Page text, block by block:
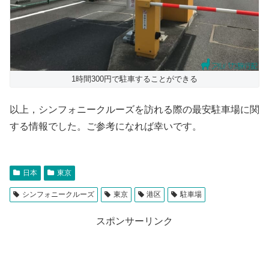
1時間300円で駐車することができる
以上，シンフォニークルーズを訪れる際の最安駐車場に関
する情報でした。ご参考になれば幸いです。
日本 東京
シンフォニークルーズ 東京 港区 駐車場
スポンサーリンク